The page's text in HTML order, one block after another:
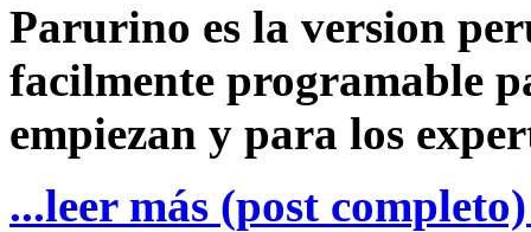
Parurino es la version
facilmente programable
empiezan y para los
...leer más (post